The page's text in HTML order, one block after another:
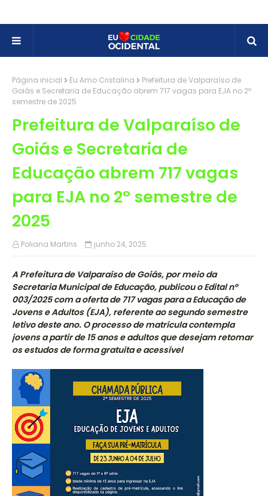
Página inicial Eu Amo Cristalina
Prefeitura de Valparaíso de
Goiás e Secretaria de Educação abrem 717 vagas para EJA no 2º
semestre de 2025
Prefeitura de Valparaíso de
Goiás e Secretaria de
Educação abrem 717 vagas
para EJA no 2º semestre de
2025
Poliana Martins junho 24, 2025
A Prefeitura de Valparaíso de Goiás, por meio da
Secretaria Municipal de Educação, publicou o Edital nº
003/2025 com a oferta de 717 vagas para a Educação de
Jovens e Adultos (EJA), referente ao segundo semestre
letivo deste ano. O processo de matrícula contempla
jovens a partir de 15 anos e adultos que desejam retomar
os estudos de forma gratuita e acessível